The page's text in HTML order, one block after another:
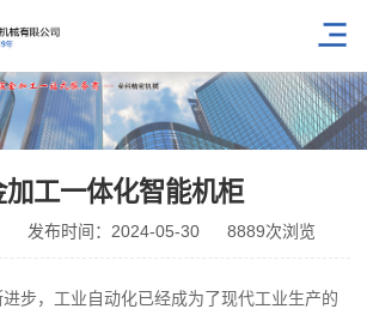
加工一体化智能机柜
发布时间：2024-05-30 8889次浏览
步，工业自动化已经成为了现代工业生产的